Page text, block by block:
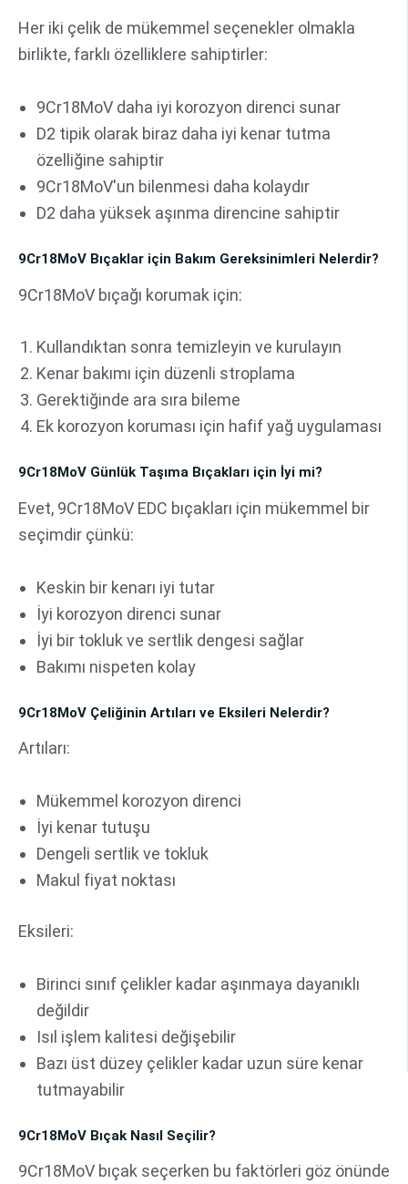
Her iki çelik de mükemmel seçenekler olmakla
birlikte, farklı özelliklere sahiptirler:
9Cr18MoV daha iyi korozyon direnci sunar
D2 tipik olarak biraz daha iyi kenar tutma
özelliğine sahiptir
9Cr18MoV'un bilenmesi daha kolaydır
D2 daha yüksek aşınma direncine sahiptir
9Cr18MoV Bıçaklar için Bakım Gereksinimleri Nelerdir?
9Cr18MoV bıçağı korumak için:
Kullandıktan sonra temizleyin ve kurulayın
Kenar bakımı için düzenli stroplama
Gerektiğinde ara sıra bileme
Ek korozyon koruması için hafif yağ uygulaması
9Cr18MoV Günlük Taşıma Bıçakları için İyi mi?
Evet, 9Cr18MoV EDC bıçakları için mükemmel bir
seçimdir çünkü:
Keskin bir kenarı iyi tutar
İyi korozyon direnci sunar
İyi bir tokluk ve sertlik dengesi sağlar
Bakımı nispeten kolay
9Cr18MoV Çeliğinin Artıları ve Eksileri Nelerdir?
Artıları:
Mükemmel korozyon direnci
İyi kenar tutuşu
Dengeli sertlik ve tokluk
Makul fiyat noktası
Eksileri:
Birinci sınıf çelikler kadar aşınmaya dayanıklı
değildir
Isıl işlem kalitesi değişebilir
Bazı üst düzey çelikler kadar uzun süre kenar
tutmayabilir
9Cr18MoV Bıçak Nasıl Seçilir?
9Cr18MoV bıçak seçerken bu faktörleri göz önünde